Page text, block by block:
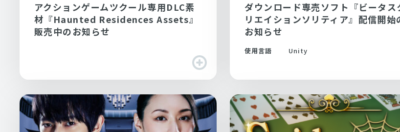
アクションゲームツクール専用DLC素
材『Haunted Residences Assets』
販売中のお知らせ
ダウンロード専売ソフト『ビータス
リエイションソリティア』配信開始
お知らせ
使用言語 Unity